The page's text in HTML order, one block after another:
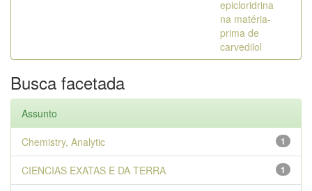
epicloridrina
na matéria-
prima de
carvedilol
Busca facetada
Assunto
1
Chemistry, Analytic
1
CIENCIAS EXATAS E DA TERRA